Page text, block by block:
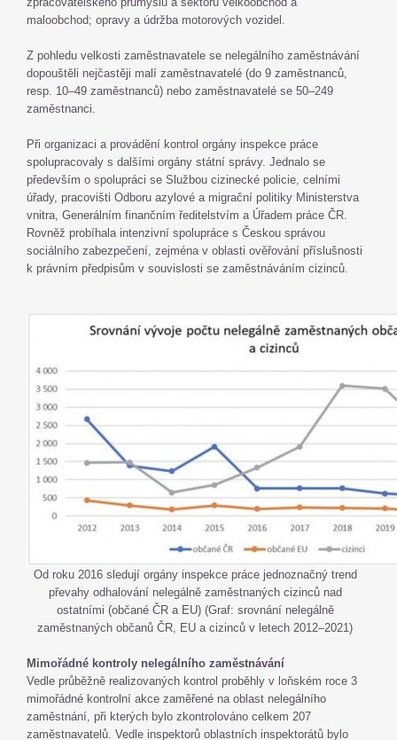
maloobchod; opravy a údržba motorových vozidel.
Z pohledu velkosti zaměstnavatele se nelegálního zaměstnávání
dopouštěli nejčastěji malí zaměstnavatelé (do 9 zaměstnanců,
resp. 10–49 zaměstnanců) nebo zaměstnavatelé se 50–249
zaměstnanci.
Při organizaci a provádění kontrol orgány inspekce práce
spolupracovaly s dalšími orgány státní správy. Jednalo se
především o spolupráci se Službou cizinecké policie, celními
úřady, pracovišti Odboru azylové a migrační politiky Ministerstva
vnitra, Generálním finančním ředitelstvím a Úřadem práce ČR.
Rovněž probíhala intenzivní spolupráce s Českou správou
sociálního zabezpečení, zejména v oblasti ověřování příslušnosti
k právním předpisům v souvislosti se zaměstnáváním cizinců.
Od roku 2016 sledují orgány inspekce práce jednoznačný trend
převahy odhalování nelegálně zaměstnaných cizinců nad
ostatními (občané ČR a EU) (Graf: srovnání nelegálně
zaměstnaných občanů ČR, EU a cizinců v letech 2012–2021)
Mimořádné kontroly nelegálního zaměstnávání
Vedle průběžně realizovaných kontrol proběhly v loňském roce 3
mimořádné kontrolní akce zaměřené na oblast nelegálního
zaměstnání, při kterých bylo zkontrolováno celkem 207
zaměstnavatelů. Vedle inspektorů oblastních inspektorátů bylo